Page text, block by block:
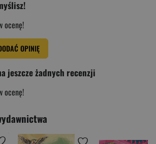
ocenę!
OPINIĘ
jeszcze żadnych recenzji
ocenę!